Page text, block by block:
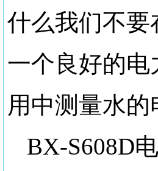
什么我们不
一个良好的
用中测量水
BX-S608D